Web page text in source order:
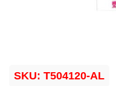
SKU: T504120-AL